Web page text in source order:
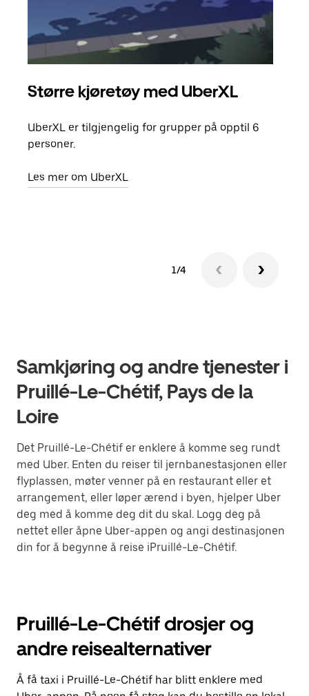
Større kjøretøy med UberXL
UberXL er tilgjengelig for grupper på opptil 6
personer.
Les mer om UberXL
1/4
Samkjøring og andre tjenester i
Pruillé-Le-Chétif, Pays de la
Loire
Det Pruillé-Le-Chétif er enklere å komme seg rundt
med Uber. Enten du reiser til jernbanestasjonen eller
flyplassen, møter venner på en restaurant eller et
arrangement, eller løper ærend i byen, hjelper Uber
deg med å komme deg dit du skal. Logg deg på
nettet eller åpne Uber-appen og angi destinasjonen
din for å begynne å reise iPruillé-Le-Chétif.
Pruillé-Le-Chétif drosjer og
andre reisealternativer
Å få taxi i Pruillé-Le-Chétif har blitt enklere med